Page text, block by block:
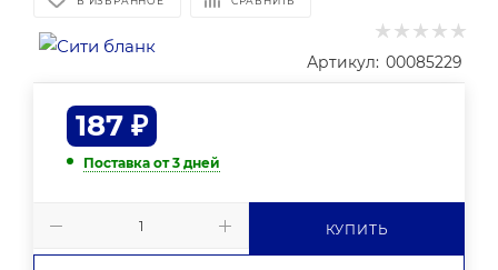
Артикул: 00085229
187 ₽
Поставка от 3 дней
КУПИТЬ